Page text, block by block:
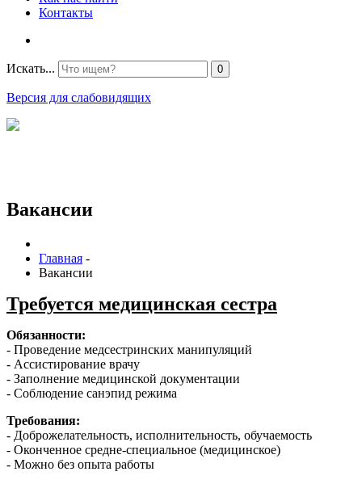
Контакты
Искать... 0
Версия для слабовидящих
Вакансии
Главная -
Вакансии
Требуется медицинская сестра
Обязанности:
- Проведение медсестринских манипуляций
- Ассистирование врачу
- Заполнение медицинской документации
- Соблюдение санэпид режима
Требования:
- Доброжелательность, исполнительность, обучаемость
- Оконченное средне-специальное (медицинское)
- Можно без опыта работы